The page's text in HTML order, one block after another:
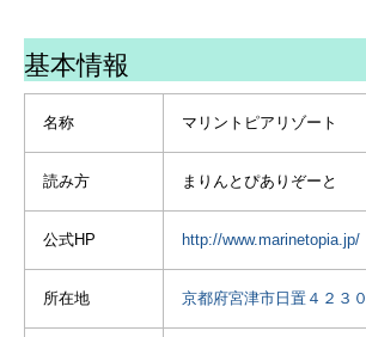
🩷
①ウズウズ通り越えた表情
がたまらん🤣🩷
足😋
２日目は朝ごはん食べて午
いつもの穴場スポットで海
日和でも貸切り状態😆✌️✨
基本情報
名称 マリントピアリゾート
読み方 まりんとぴありぞーと
公式HP http://www.marinetopia.jp/
所在地 京都府宮津市日置４２３０